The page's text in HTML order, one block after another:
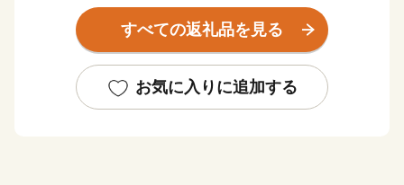
ルーツが実ります。
南アルプスの大地で育まれたフルーツなど地域の特産品
税のお礼の品として地域の特産品等を贈呈しています。
皆様からの寄附金は、これからのよりよいまちづくりに
すべての返礼品を見る
お気に入りに追加する